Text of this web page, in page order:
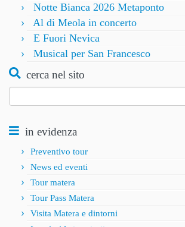
Notte Bianca 2026 Metaponto
Al di Meola in concerto
E Fuori Nevica
Musical per San Francesco
cerca nel sito
per:
in evidenza
Preventivo tour
News ed eventi
Tour matera
Tour Pass Matera
Visita Matera e dintorni